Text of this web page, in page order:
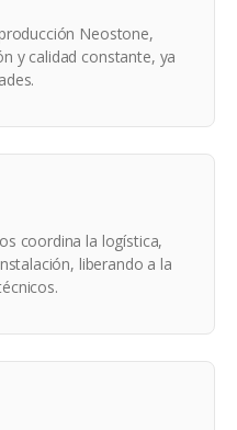
Neostone,
y calidad constante, ya
coordina la logística,
liberando a la